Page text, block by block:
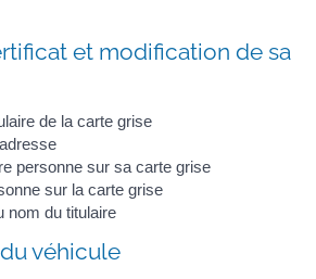
et modification de sa
de la carte grise
personne sur sa carte grise
sur la carte grise
nom du titulaire
véhicule